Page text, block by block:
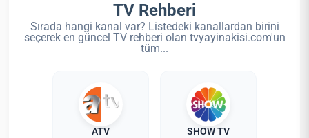
TV Rehberi
Sırada hangi kanal var? Listedeki kanallardan birini
seçerek en güncel TV rehberi olan tvyayinakisi.com'un
tüm...
ATV SHOW TV